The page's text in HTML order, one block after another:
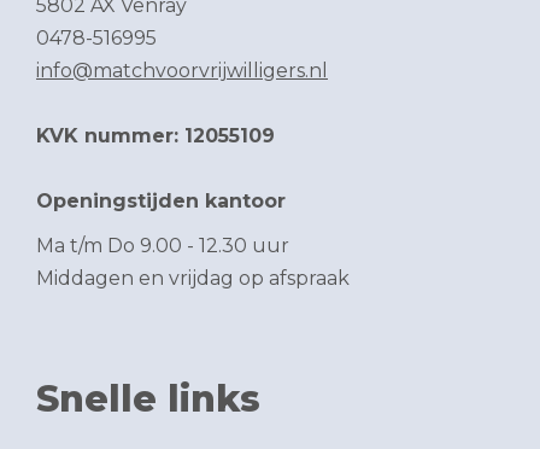
5802 AX Venray
0478-516995
info@matchvoorvrijwilligers.nl
KVK nummer: 12055109
Openingstijden kantoor
Ma t/m Do 9.00 - 12.30 uur
Middagen en vrijdag op afspraak
Snelle links